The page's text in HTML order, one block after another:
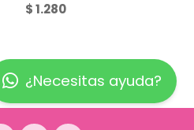
$1.280
¿Necesitas ayuda?